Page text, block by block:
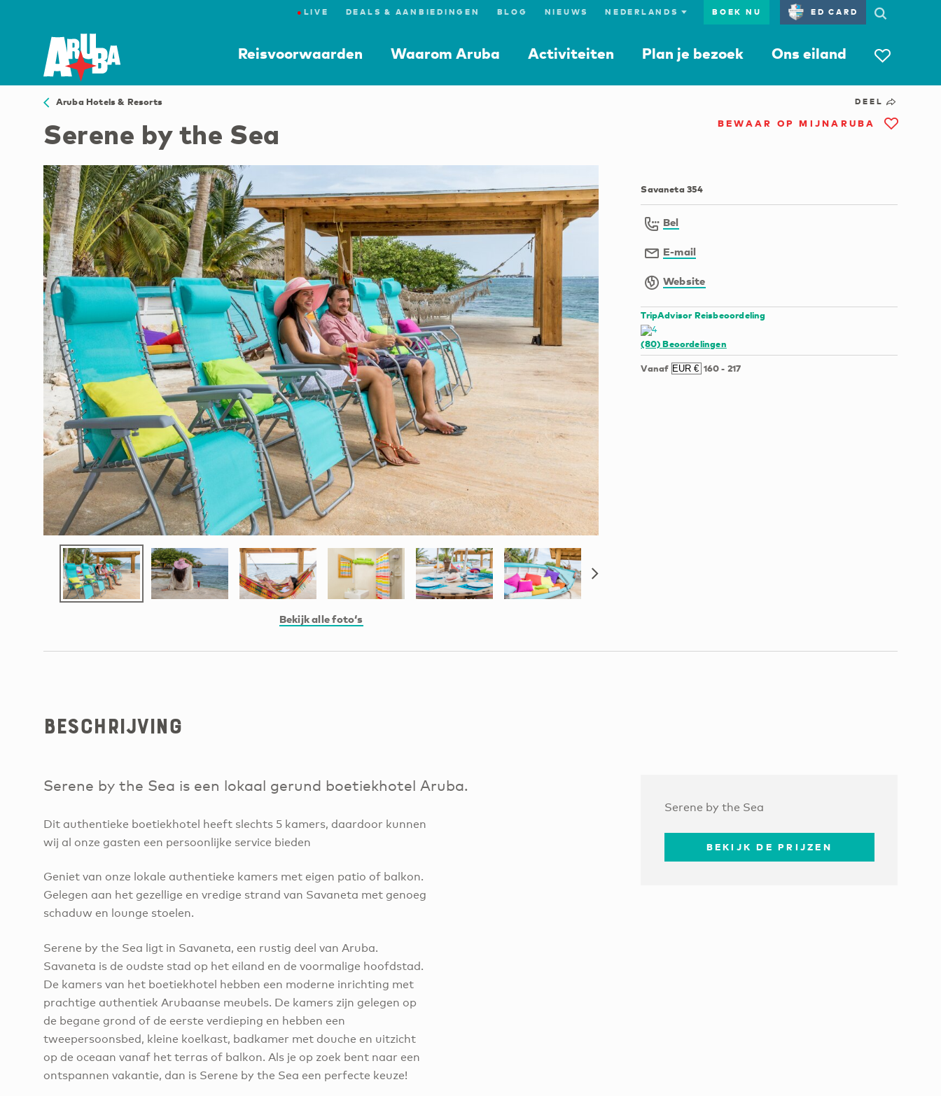
● LIVE DEALS & AANBIEDINGEN BLOG NIEUWS BOEK NU ED CARD
Reisvoorwaarden Waarom Aruba Activiteiten Plan je bezoek Ons eiland
Aruba Hotels & Resorts
Serene by the Sea
Bekijk alle foto‘s
DEEL
BEWAAR OP MIJNARUBA
Savaneta 354
Bel
E-mail
Website
TripAdvisor Reisbeoordeling
(80)Beoordelingen
Vanaf 160- 217
Beschrijving
Serene by the Sea is een lokaal gerund boetiekhotel Aruba.
Dit authentieke boetiekhotel heeft slechts 5 kamers, daardoor kunnen
wij al onze gasten een persoonlijke service bieden
Geniet van onze lokale authentieke kamers met eigen patio of balkon.
Gelegen aan het gezellige en vredige strand van Savaneta met genoeg
schaduw en lounge stoelen.
Serene by the Sea ligt in Savaneta, een rustig deel van Aruba.
Savaneta is de oudste stad op het eiland en de voormalige hoofdstad.
De kamers van het boetiekhotel hebben een moderne inrichting met
prachtige authentiek Arubaanse meubels. De kamers zijn gelegen op
de begane grond of de eerste verdieping en hebben een
tweepersoonsbed, kleine koelkast, badkamer met douche en uitzicht
op de oceaan vanaf het terras of balkon. Als je op zoek bent naar een
ontspannen vakantie, dan is Serene by the Sea een perfecte keuze!
Serene by the Sea
BEKIJK DE PRIJZEN